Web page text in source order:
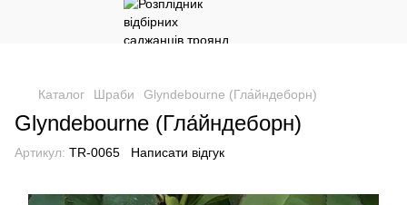
Каталог Шраби Glyndebourne (Гла́йндеборн)
Glyndebourne (Гла́йндеборн)
Артикул: TR-0065 Написати відгук